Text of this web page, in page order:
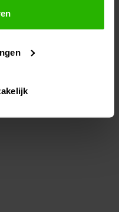
media en
plaatsen.
zelf instellen welke